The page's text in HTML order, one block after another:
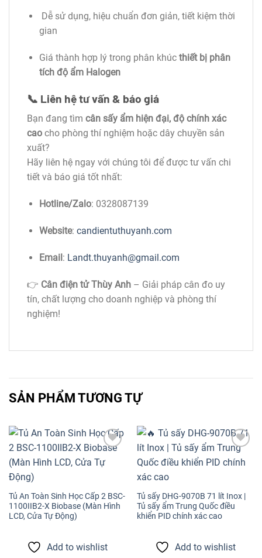
Dễ sử dụng, hiệu chuẩn đơn giản, tiết kiệm thời
gian
Giá thành hợp lý trong phân khúc thiết bị phân
tích độ ẩm Halogen
📞 Liên hệ tư vấn & báo giá
Bạn đang tìm cân sấy ẩm hiện đại, độ chính xác
cao cho phòng thí nghiệm hoặc dây chuyền sản
xuất?
Hãy liên hệ ngay với chúng tôi để được tư vấn chi
tiết và báo giá tốt nhất:
Hotline/Zalo: 0328087139
Website: candientuthuyanh.com
Email: Landt.thuyanh@gmail.com
👉 Cân điện tử Thùy Anh – Giải pháp cân đo uy
tín, chất lượng cho doanh nghiệp và phòng thí
nghiệm!
SẢN PHẨM TƯƠNG TỰ
wishlist
Tủ An Toàn Sinh Học Cấp 2 BSC-
1100IIB2-X Biobase (Màn Hình
LCD, Cửa Tự Động)
Add to wishlist
Add to
wishlist
Tủ sấy DHG-9070B 71 lít Inox |
Tủ sấy ẩm Trung Quốc điều
khiển PID chính xác cao
Add to wishlist